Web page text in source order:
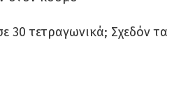
30 τετραγωνικά; Σχεδόν τα